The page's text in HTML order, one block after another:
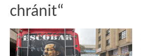
chránit“